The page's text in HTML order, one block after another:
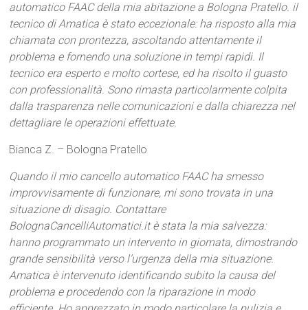
automatico FAAC della mia abitazione a Bologna Pratello. il
tecnico di Amatica è stato eccezionale: ha risposto alla mia
chiamata con prontezza, ascoltando attentamente il
problema e fornendo una soluzione in tempi rapidi. Il
tecnico era esperto e molto cortese, ed ha risolto il guasto
con professionalità. Sono rimasta particolarmente colpita
dalla trasparenza nelle comunicazioni e dalla chiarezza nel
dettagliare le operazioni effettuate.
Bianca Z. – Bologna Pratello
Quando il mio cancello automatico FAAC ha smesso
improvvisamente di funzionare, mi sono trovata in una
situazione di disagio. Contattare
BolognaCancelliAutomatici.it è stata la mia salvezza:
hanno programmato un intervento in giornata, dimostrando
grande sensibilità verso l’urgenza della mia situazione.
Amatica è intervenuto identificando subito la causa del
problema e procedendo con la riparazione in modo